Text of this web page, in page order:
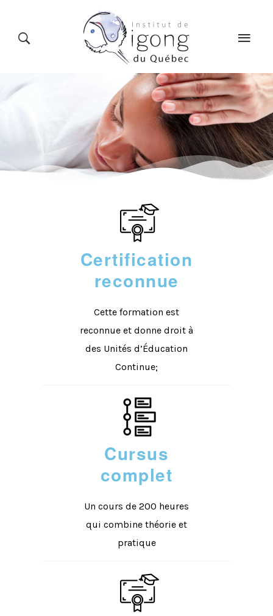
LE QIGONG L’INSTITUT COURS
BLOG BOUTIQUE
Certification
reconnue
Cette formation est
reconnue et donne droit à
des Unités d’Éducation
Continue;
Cursus
complet
Un cours de 200 heures
qui combine théorie et
pratique